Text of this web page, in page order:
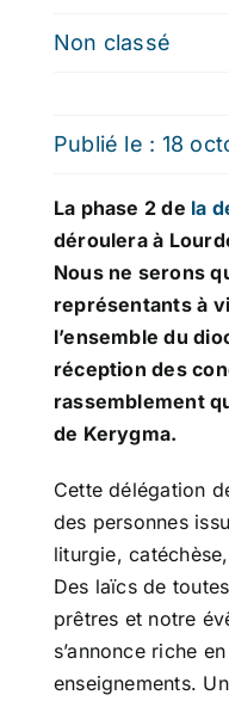
Non classé
Publié le : 18
La phase 2 de la
déroulera à
Nous ne serons
représentants à
l’ensemble du
réception des
rassemblement
de Kerygma.
Cette délégation
des personnes
liturgie,
Des laïcs de
prêtres et notre
s’annonce riche
enseignements.